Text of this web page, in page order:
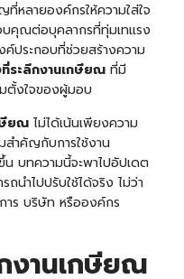
หลายองค์กรให้ความใส่ใจ
บคุณต่อบุคลากรที่ทุ่มเทแรง
ประกอบที่ช่วยสร้างความ
ระลึกงานเกษียณที่มี
ตั้งใจของผู้มอบ
ษียณไม่ได้เน้นเพียงความ
สำคัญกับการใช้งาน
บทความนี้จะพาไปอัปเดต
ถนำไปปรับใช้ได้จริง ไม่ว่า
าร บริษัท หรือองค์กร
งานเกษียณ